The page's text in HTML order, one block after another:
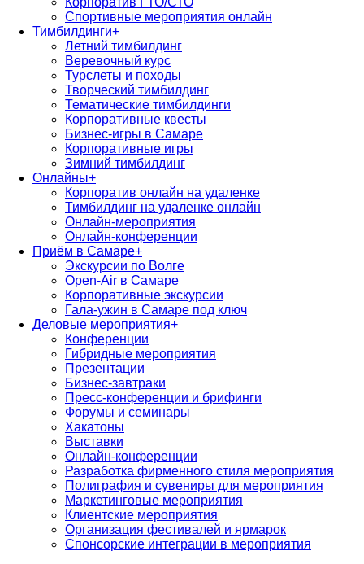
Спортивные мероприятия онлайн
Тимбилдинги+
Летний тимбилдинг
Веревочный курс
Турслеты и походы
Творческий тимбилдинг
Тематические тимбилдинги
Корпоративные квесты
Бизнес-игры в Самаре
Корпоративные игры
Зимний тимбилдинг
Онлайны+
Корпоратив онлайн на удаленке
Тимбилдинг на удаленке онлайн
Онлайн-мероприятия
Онлайн-конференции
Приём в Самаре+
Экскурсии по Волге
Open-Air в Самаре
Корпоративные экскурсии
Гала-ужин в Самаре под ключ
Деловые мероприятия+
Конференции
Гибридные мероприятия
Презентации
Бизнес-завтраки
Пресс-конференции и брифинги
Форумы и семинары
Хакатоны
Выставки
Онлайн-конференции
Разработка фирменного стиля мероприятия
Полиграфия и сувениры для мероприятия
Маркетинговые мероприятия
Клиентские мероприятия
Организация фестивалей и ярмарок
Спонсорские интеграции в мероприятия